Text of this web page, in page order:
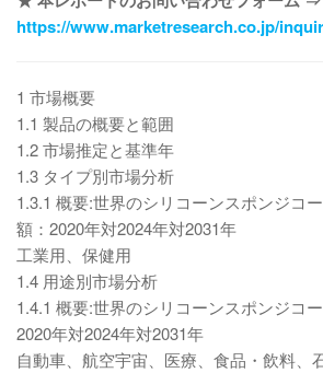
https://www.marketresearch.co.jp/
1 市場概要
1.1 製品の概要と範囲
1.2 市場推定と基準年
1.3 タイプ別市場分析
1.3.1 概要:世界のシリコーンスポンジコ
額：2020年対2024年対2031年
工業用、保健用
1.4 用途別市場分析
1.4.1 概要:世界のシリコーンスポンジコ
2020年対2024年対2031年
自動車、航空宇宙、医療、食品・飲料、